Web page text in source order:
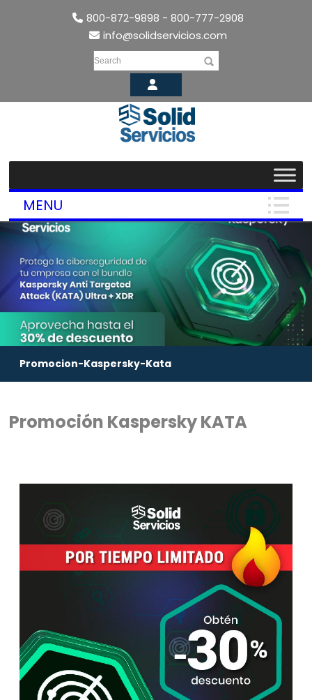
800-872-9898 - 800-777-2908
info@solidservicios.com
Search
MENU
Promocion-Kaspersky-Kata
Promoción Kaspersky KATA